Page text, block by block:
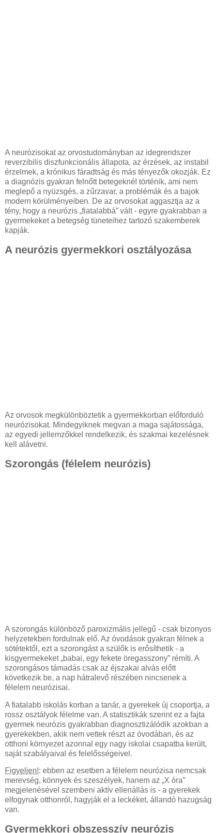
A neurózisokat az orvostudományban az idegrendszer
reverzibilis diszfunkcionális állapota, az érzések, az instabil
érzelmek, a krónikus fáradtság és más tényezők okozják. Ez
a diagnózis gyakran felnőtt betegeknél történik, ami nem
meglepő a nyüzsgés, a zűrzavar, a problémák és a bajok
modern körülményeiben. De az orvosokat aggasztja az a
tény, hogy a neurózis „fiatalabbá” vált - egyre gyakrabban a
gyermekeket a betegség tüneteihez tartozó szakemberek
kapják.
A neurózis gyermekkori osztályozása
Az orvosok megkülönböztetik a gyermekkorban előforduló
neurózisokat. Mindegyiknek megvan a maga sajátossága,
az egyedi jellemzőkkel rendelkezik, és szakmai kezelésnek
kell alávetni.
Szorongás (félelem neurózis)
A szorongás különböző paroxizmális jellegű - csak bizonyos
helyzetekben fordulnak elő. Az óvodások gyakran félnek a
sötétektől, ezt a szorongást a szülők is erősíthetik - a
kisgyermekeket „babai, egy fekete öregasszony” rémíti. A
szorongásos támadás csak az éjszakai alvás előtt
következik be, a nap hátralevő részében nincsenek a
félelem neurózisai.
A fiatalabb iskolás korban a tanár, a gyerekek új csoportja, a
rossz osztályok félelme van. A statisztikák szerint ez a fajta
gyermek neurózis gyakrabban diagnosztizálódik azokban a
gyerekekben, akik nem vettek részt az óvodában, és az
otthoni környezet azonnal egy nagy iskolai csapatba került,
saját szabályaival és felelősségeivel.
Figyeljen!: ebben az esetben a félelem neurózisa nemcsak
merevség, könnyek és szeszélyek, hanem az „X óra”
megjelenésével szembeni aktív ellenállás is - a gyerekek
elfogynak otthonról, hagyják el a leckéket, állandó hazugság
van.
Gyermekkori obszesszív neurózis